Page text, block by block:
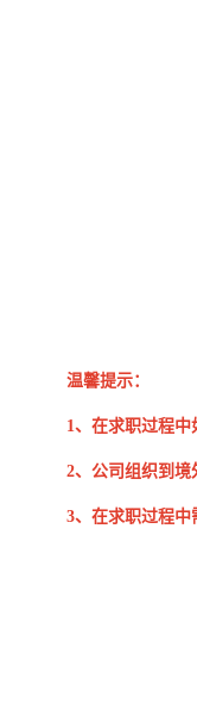
温馨提示：
1、在求职过程
2、公司组织到
3、在求职过程